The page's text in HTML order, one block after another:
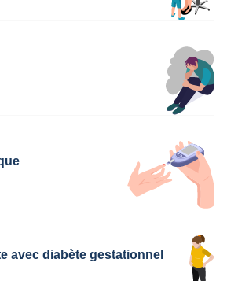
avec diabète gestationnel